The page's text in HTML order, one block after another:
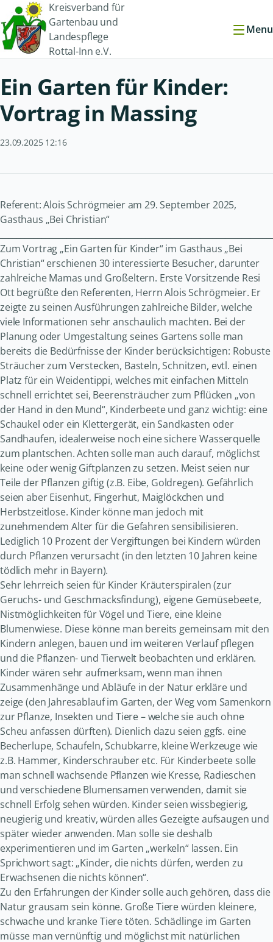
Kreisverband für
Gartenbau und
Landespflege
Rottal-Inn e.V.
Menu
Ein Garten für Kinder:
Vortrag in Massing
23.09.2025 12:16
Referent: Alois Schrögmeier am 29. September 2025,
Gasthaus „Bei Christian“
Zum Vortrag „Ein Garten für Kinder“ im Gasthaus „Bei
Christian“ erschienen 30 interessierte Besucher, darunter
zahlreiche Mamas und Großeltern. Erste Vorsitzende Resi
Ott begrüßte den Referenten, Herrn Alois Schrögmeier. Er
zeigte zu seinen Ausführungen zahlreiche Bilder, welche
viele Informationen sehr anschaulich machten. Bei der
Planung oder Umgestaltung seines Gartens solle man
bereits die Bedürfnisse der Kinder berücksichtigen: Robuste
Sträucher zum Verstecken, Basteln, Schnitzen, evtl. einen
Platz für ein Weidentippi, welches mit einfachen Mitteln
schnell errichtet sei, Beerensträucher zum Pflücken „von
der Hand in den Mund“, Kinderbeete und ganz wichtig: eine
Schaukel oder ein Klettergerät, ein Sandkasten oder
Sandhaufen, idealerweise noch eine sichere Wasserquelle
zum plantschen. Achten solle man auch darauf, möglichst
keine oder wenig Giftplanzen zu setzen. Meist seien nur
Teile der Pflanzen giftig (z.B. Eibe, Goldregen). Gefährlich
seien aber Eisenhut, Fingerhut, Maiglöckchen und
Herbstzeitlose. Kinder könne man jedoch mit
zunehmendem Alter für die Gefahren sensibilisieren.
Lediglich 10 Prozent der Vergiftungen bei Kindern würden
durch Pflanzen verursacht (in den letzten 10 Jahren keine
tödlich mehr in Bayern).
Sehr lehrreich seien für Kinder Kräuterspiralen (zur
Geruchs- und Geschmacksfindung), eigene Gemüsebeete,
Nistmöglichkeiten für Vögel und Tiere, eine kleine
Blumenwiese. Diese könne man bereits gemeinsam mit den
Kindern anlegen, bauen und im weiteren Verlauf pflegen
und die Pflanzen- und Tierwelt beobachten und erklären.
Kinder wären sehr aufmerksam, wenn man ihnen
Zusammenhänge und Abläufe in der Natur erkläre und
zeige (den Jahresablauf im Garten, der Weg vom Samenkorn
zur Pflanze, Insekten und Tiere – welche sie auch ohne
Scheu anfassen dürften). Dienlich dazu seien ggfs. eine
Becherlupe, Schaufeln, Schubkarre, kleine Werkzeuge wie
z.B. Hammer, Kinderschrauber etc. Für Kinderbeete solle
man schnell wachsende Pflanzen wie Kresse, Radieschen
und verschiedene Blumensamen verwenden, damit sie
schnell Erfolg sehen würden. Kinder seien wissbegierig,
neugierig und kreativ, würden alles Gezeigte aufsaugen und
später wieder anwenden. Man solle sie deshalb
experimentieren und im Garten „werkeln“ lassen. Ein
Sprichwort sagt: „Kinder, die nichts dürfen, werden zu
Erwachsenen die nichts können“.
Zu den Erfahrungen der Kinder solle auch gehören, dass die
Natur grausam sein könne. Große Tiere würden kleinere,
schwache und kranke Tiere töten. Schädlinge im Garten
müsse man vernünftig und möglichst mit natürlichen